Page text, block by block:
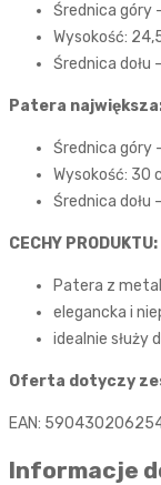
Średnica góry
Wysokość:
Średnica dołu
Patera
Średnica góry
Wysokość: 30
Średnica dołu
CECHY PRODUKTU:
Patera z
elegancka i
idealnie służy
Oferta dotyczy
EAN:
Informacje